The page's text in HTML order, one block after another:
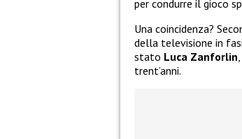
per condurre il gioco
Una coincidenza?
della televisione in
stato Luca Zanforlin
trent’anni.